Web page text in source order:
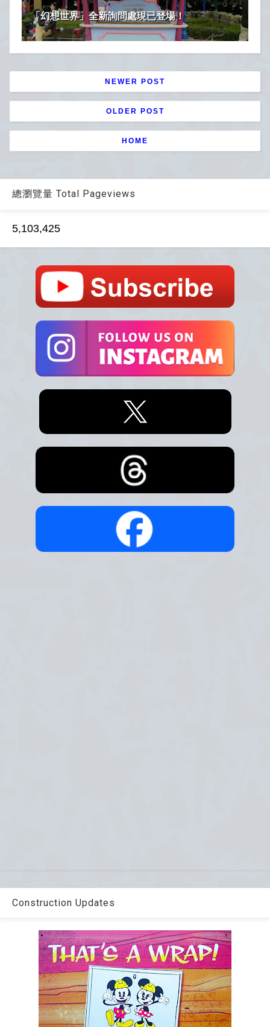
「幻想世界」全新詢問處現已登場！
NEWER POST
OLDER POST
HOME
總瀏覽量 Total Pageviews
5,103,425
Construction Updates